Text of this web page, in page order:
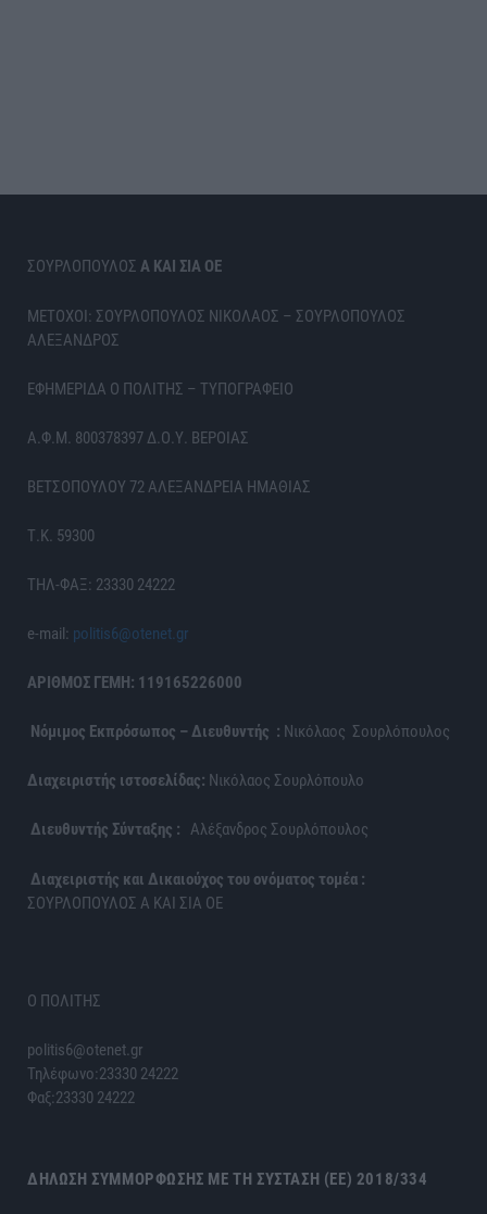
ΣΟΥΡΛΟΠΟΥΛΟΣ Α ΚΑΙ ΣΙΑ ΟΕ
ΜΕΤΟΧΟΙ: ΣΟΥΡΛΟΠΟΥΛΟΣ ΝΙΚΟΛΑΟΣ – ΣΟΥΡΛΟΠΟΥΛΟΣ
ΑΛΕΞΑΝΔΡΟΣ
ΕΦΗΜΕΡΙΔΑ Ο ΠΟΛΙΤΗΣ – ΤΥΠΟΓΡΑΦΕΙΟ
Α.Φ.Μ. 800378397 Δ.Ο.Υ. ΒΕΡΟΙΑΣ
ΒΕΤΣΟΠΟΥΛΟΥ 72 ΑΛΕΞΑΝΔΡΕΙΑ ΗΜΑΘΙΑΣ
Τ.Κ. 59300
ΤΗΛ-ΦΑΞ: 23330 24222
e-mail: politis6@otenet.gr
ΑΡΙΘΜΟΣ ΓΕΜΗ: 119165226000
Νόμιμος Εκπρόσωπος – Διευθυντής : Νικόλαος Σουρλόπουλος
Διαχειριστής ιστοσελίδας: Νικόλαος Σουρλόπουλο
Διευθυντής Σύνταξης : Αλέξανδρος Σουρλόπουλος
Διαχειριστής και Δικαιούχος του ονόματος τομέα :
ΣΟΥΡΛΟΠΟΥΛΟΣ Α ΚΑΙ ΣΙΑ ΟΕ
Ο ΠΟΛΙΤΗΣ
politis6@otenet.gr
Τηλέφωνο:23330 24222
Φαξ:23330 24222
ΔΉΛΩΣΗ ΣΥΜΜΌΡΦΩΣΗΣ ΜΕ ΤΗ ΣΎΣΤΑΣΗ (ΕΕ) 2018/334